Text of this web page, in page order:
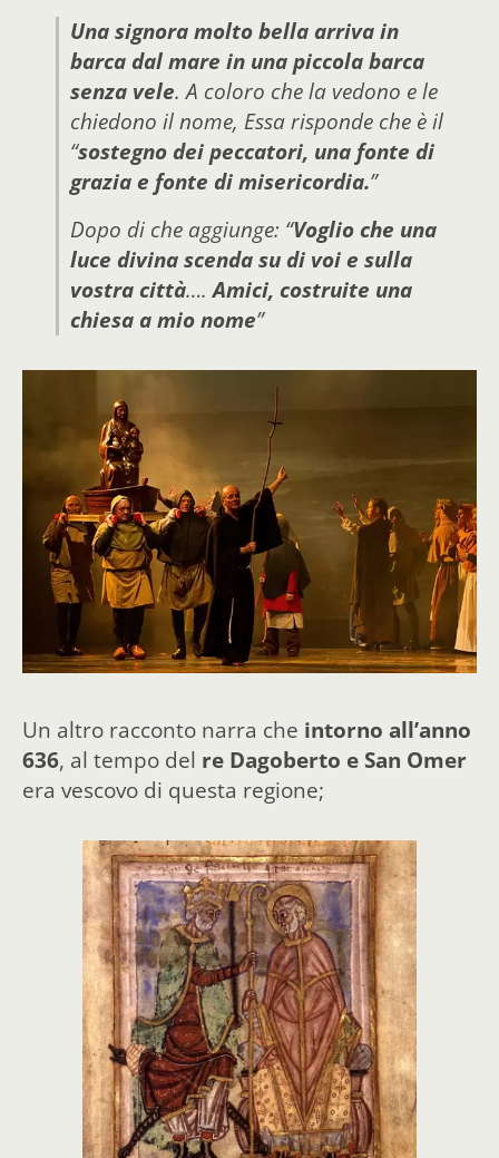
Una signora molto bella arriva in
barca dal mare in una piccola barca
senza vele. A coloro che la vedono e le
chiedono il nome, Essa risponde che è il
“sostegno dei peccatori, una fonte di
grazia e fonte di misericordia.”
Dopo di che aggiunge: “Voglio che una
luce divina scenda su di voi e sulla
vostra città….Amici, costruite una
chiesa a mio nome”
Un altro racconto narra che intorno all’anno
636, al tempo del re Dagoberto e San Omer
era vescovo di questa regione;